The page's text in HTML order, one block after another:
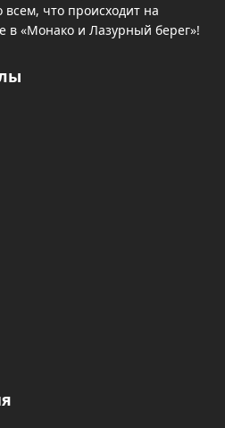
что происходит на
в «Монако и Лазурный берег»!